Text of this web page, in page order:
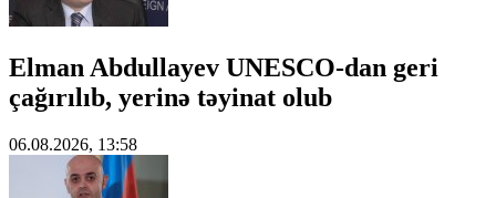
Elman Abdullayev UNESCO-dan geri
çağırılıb, yerinə təyinat olub
06.08.2026, 13:58